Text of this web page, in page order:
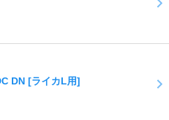
DN [ライカL用]